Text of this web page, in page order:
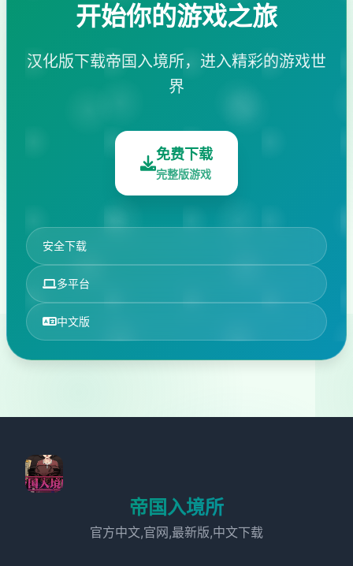
开始你的游戏之旅
汉化版下载帝国入境所，进入精彩的游戏世
界
免费下载
完整版游戏
安全下载
多平台
中文版
帝国入境所
官方中文,官网,最新版,中文下载